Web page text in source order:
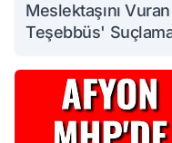
Meslektaşını
Teşebbüs'